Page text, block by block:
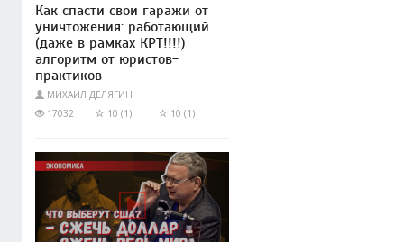
Как спасти свои гаражи от
уничтожения: работающий
(даже в рамках КРТ!!!!)
алгоритм от юристов-
практиков
МИХАИЛ ДЕЛЯГИН
17032
10 (1) 10 (1)